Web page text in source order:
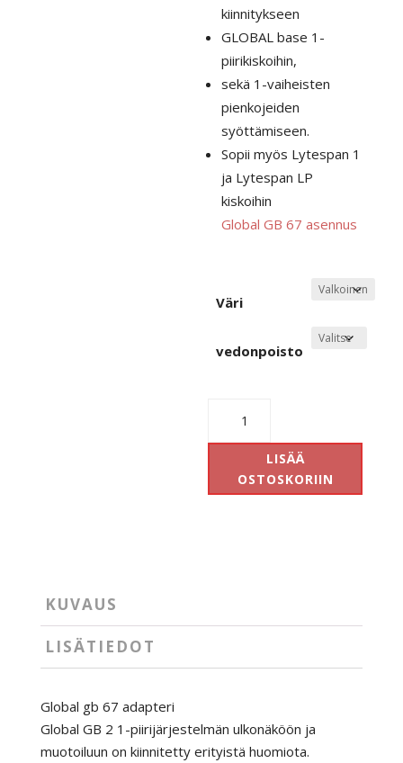
kiinnitykseen
GLOBAL base 1-
piirikiskoihin,
sekä 1-vaiheisten
pienkojeiden
syöttämiseen.
Sopii myös Lytespan 1
ja Lytespan LP
kiskoihin
Global GB 67 asennus
Väri
vedonpoisto
adapteri
määrä
LISÄÄ
OSTOSKORIIN
KUVAUS
LISÄTIEDOT
Global gb 67 adapteri
Global GB 2 1-piirijärjestelmän ulkonäköön ja
muotoiluun on kiinnitetty erityistä huomiota.